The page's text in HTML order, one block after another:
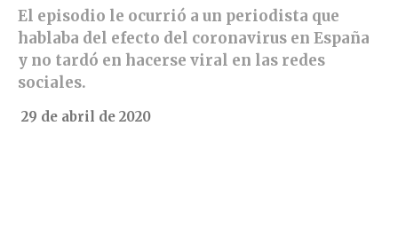
El episodio le ocurrió a un periodista que
hablaba del efecto del coronavirus en España
y no tardó en hacerse viral en las redes
sociales.
29 de abril de 2020